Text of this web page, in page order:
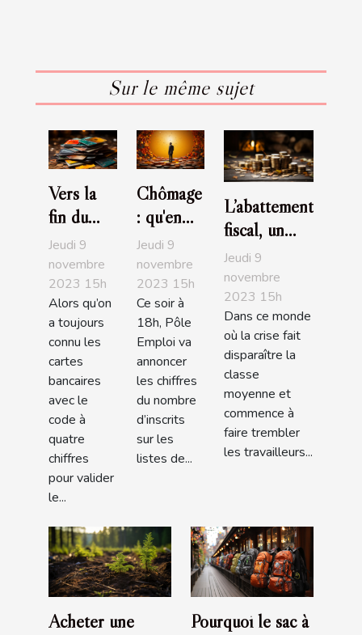
Sur le même sujet
Vers la
fin du
code
pour les
carte
bancaire
?
Jeudi 9
novembre
2023 15h
Alors qu’on
a toujours
connu les
cartes
bancaires
avec le
code à
quatre
chiffres
pour valider
le...
Chômage
: qu'en
est-il
entre les
deux
tours?
Jeudi 9
novembre
2023 15h
Ce soir à
18h, Pôle
Emploi va
annoncer
les chiffres
du nombre
d’inscrits
sur les
listes de...
L’abattement
fiscal, un
bon moyen
de
redescendre
dans les
barèmes
Jeudi 9
novembre
2023 15h
Dans ce monde
où la crise fait
disparaître la
classe
moyenne et
commence à
faire trembler
les travailleurs...
Acheter une
Pourquoi le sac à